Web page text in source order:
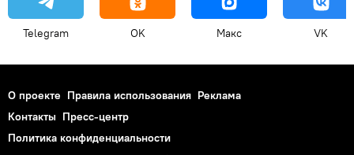
Telegram OK Макс VK
О проекте Правила использования Реклама
Контакты Пресс-центр
Политика конфиденциальности